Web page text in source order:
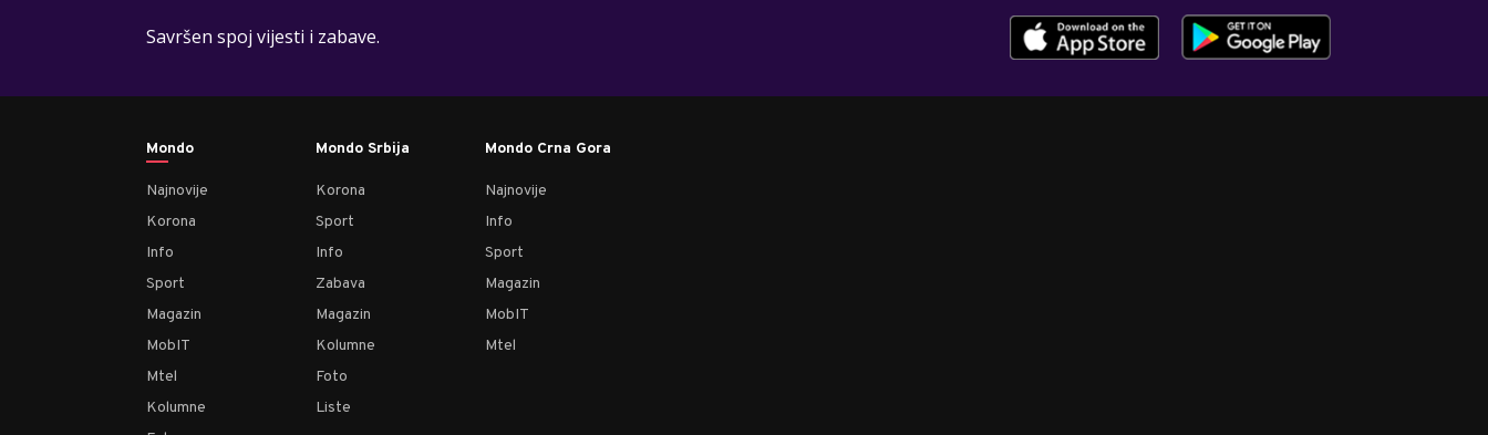
Savršen spoj vijesti i zabave.
Mondo
Najnovije
Korona
Info
Sport
Magazin
MobIT
Mtel
Kolumne
Mondo Srbija
Korona
Sport
Info
Zabava
Magazin
Kolumne
Foto
Liste
Mondo Crna Gora
Najnovije
Info
Sport
Magazin
MobIT
Mtel